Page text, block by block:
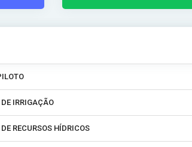
IRRIGAÇÃO
RECURSOS HÍDRICOS